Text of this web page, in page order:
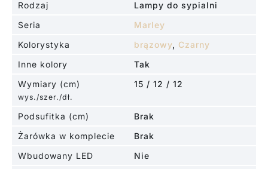
Rodzaj
Lampy do sypialni
Seria
Marley
Kolorystyka
brązowy, Czarny
Inne kolory
Tak
Wymiary (cm)
wys./szer./dł.
15 / 12 / 12
Podsufitka (cm)
Brak
Żarówka w komplecie
Brak
Wbudowany LED
Nie